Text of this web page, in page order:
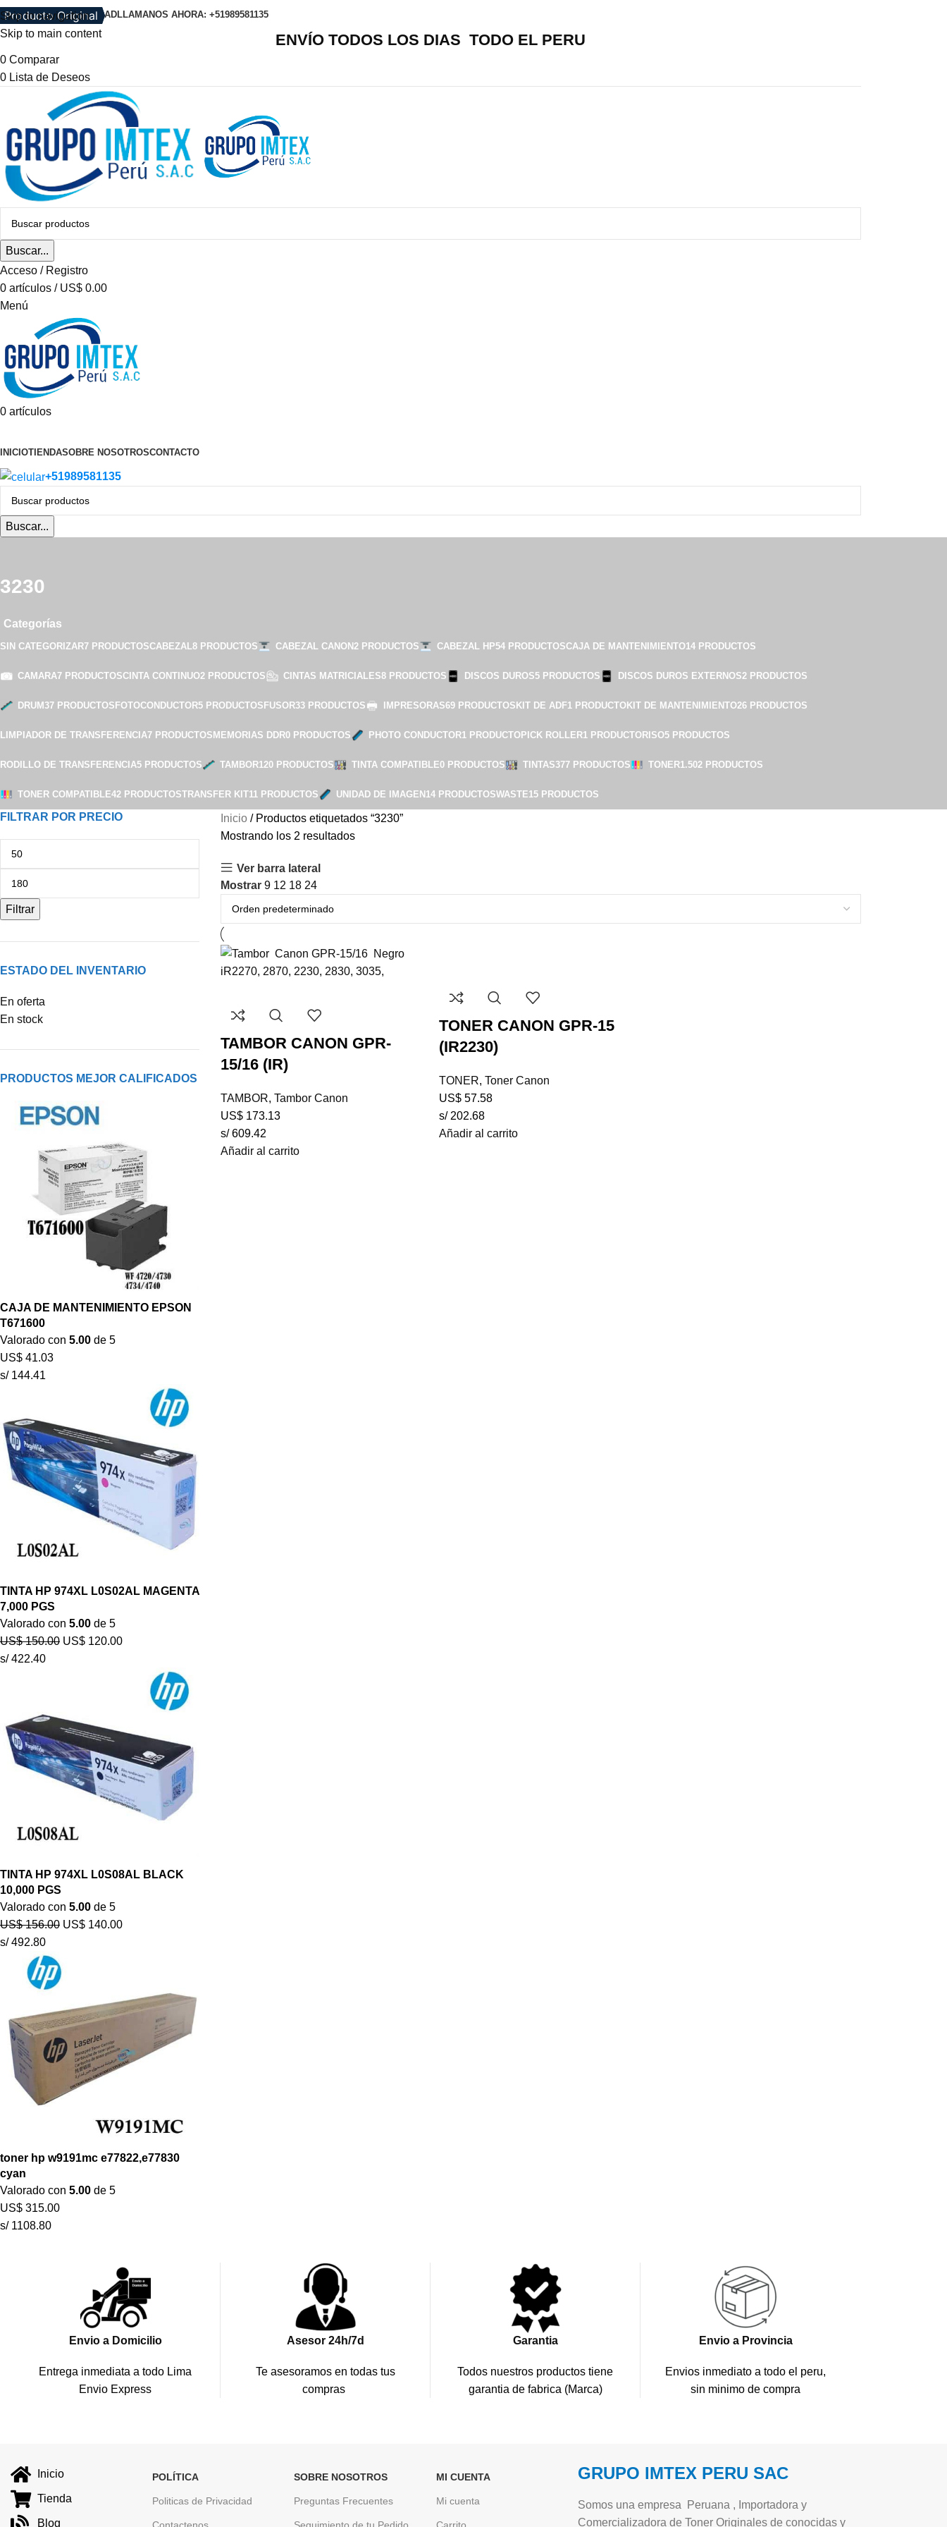
Skip to navigation
Skip to main content
POLITICA DE PRIVACIDADLLAMANOS AHORA: +51989581135
ENVÍO TODOS LOS DIAS TODO EL PERU
0 Comparar
0 Lista de Deseos
Buscar...
Acceso / Registro
0 artículos / US$ 0.00
Menú
0 artículos
INICIOTIENDASOBRE NOSOTROSCONTACTO
+51989581135
Buscar...
3230
Categorías
SIN CATEGORIZAR7 PRODUCTOSCABEZAL8 PRODUCTOS CABEZAL CANON2 PRODUCTOS CABEZAL HP54 PRODUCTOSCAJA DE MANTENIMIENTO14 PRODUCTOS
CAMARA7 PRODUCTOSCINTA CONTINUO2 PRODUCTOS CINTAS MATRICIALES8 PRODUCTOS DISCOS DUROS5 PRODUCTOS DISCOS DUROS EXTERNOS2 PRODUCTOS
DRUM 37 PRODUCTOS FOTOCONDUCTOR5 PRODUCTOS FUSOR33 PRODUCTOS IMPRESORAS69 PRODUCTOS KIT DE ADF1 PRODUCTO KIT DE MANTENIMIENTO26 PRODUCTOS
LIMPIADOR DE TRANSFERENCIA7 PRODUCTOS MEMORIAS DDR0 PRODUCTOS PHOTO CONDUCTOR1 PRODUCTO PICK ROLLER1 PRODUCTO RISO5 PRODUCTOS
RODILLO DE TRANSFERENCIA5 PRODUCTOS TAMBOR120 PRODUCTOS TINTA COMPATIBLE0 PRODUCTOS TINTAS377 PRODUCTOS TONER1.502 PRODUCTOS
TONER COMPATIBLE42 PRODUCTOSTRANSFER KIT11 PRODUCTOS UNIDAD DE IMAGEN 14 PRODUCTOSWASTE15 PRODUCTOS
FILTRAR POR PRECIO
Filtrar
ESTADO DEL INVENTARIO
En oferta
En stock
PRODUCTOS MEJOR CALIFICADOS
CAJA DE MANTENIMIENTO EPSON
T671600
Valorado con 5.00 de 5
US$ 41.03
s/ 144.41
TINTA HP 974XL L0S02AL MAGENTA
7,000 PGS
Valorado con 5.00 de 5
US$150.00 US$ 120.00
s/ 422.40
TINTA HP 974XL L0S08AL BLACK
10,000 PGS
Valorado con 5.00 de 5
US$156.00 US$ 140.00
s/ 492.80
toner hp w9191mc e77822,e77830
cyan
Valorado con 5.00 de 5
US$ 315.00
s/ 1108.80
Inicio
Productos etiquetados “3230”
Mostrando los 2 resultados
Ver barra lateral
Mostrar 9 12 18 24
Producto Original
TAMBOR CANON GPR-
15/16 (IR)
TAMBOR, Tambor Canon
US$173.13
s/ 609.42
Añadir al carrito
Producto Original
TONER CANON GPR-15
(IR2230)
TONER, Toner Canon
US$57.58
s/ 202.68
Añadir al carrito
Envio a Domicilio
Entrega inmediata a todo Lima
Envio Express
Asesor 24h/7d
Te asesoramos en todas tus
compras
Garantia
Todos nuestros productos tiene
garantia de fabrica (Marca)
Envio a Provincia
Envios inmediato a todo el peru,
sin minimo de compra
Inicio
Tienda
Blog
POLÍTICA
Politicas de Privacidad
Contactenos
SOBRE NOSOTROS
Preguntas Frecuentes
Seguimiento de tu Pedido
MI CUENTA
Mi cuenta
Carrito
GRUPO IMTEX PERU SAC
Somos una empresa Peruana , Importadora y
Comercializadora de Toner Originales de conocidas y